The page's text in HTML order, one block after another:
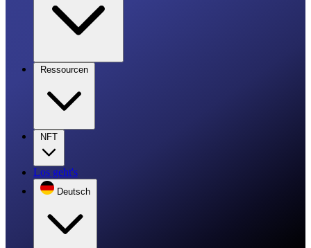
Ressourcen
NFT
Los geht's
Deutsch